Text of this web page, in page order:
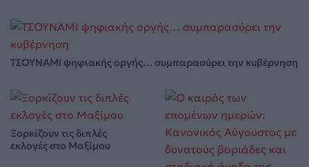
ΤΣΟΥΝΑΜΙ ψηφιακής οργής… συμπαρασύρει την κυβέρνηση
Ξορκίζουν τις διπλές
εκλογές στο Μαξίμου